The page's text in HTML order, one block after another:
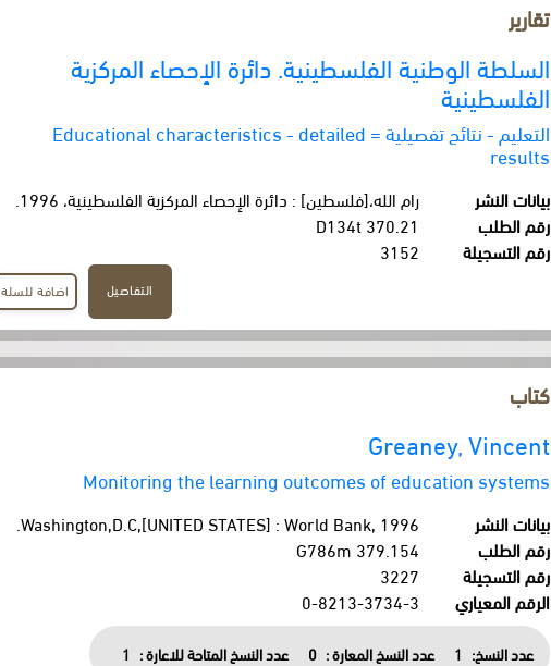
تقارير
السلطة الوطنية الفلسطينية. دائرة الإحصاء المركزية
الفلسطينية
التعليم - نتائج تفصيلية = Educational characteristics - detailed
results
بيانات النشر
رام الله،[فلسطين] : دائرة الإحصاء المركزية الفلسطينية، 1996.
رقم الطلب
370.21 D134t
رقم التسجيلة
3152
التفاصيل اضافة للسلة
كتاب
Greaney, Vincent
Monitoring the learning outcomes of education systems
بيانات النشر
Washington,D.C,[UNITED STATES] : World Bank, 1996.
رقم الطلب
379.154 G786m
رقم التسجيلة
3227
الرقم المعياري
0-8213-3734-3
عدد النسخ: 1 عدد النسخ المعارة : 0 عدد النسخ المتاحة للاعارة : 1